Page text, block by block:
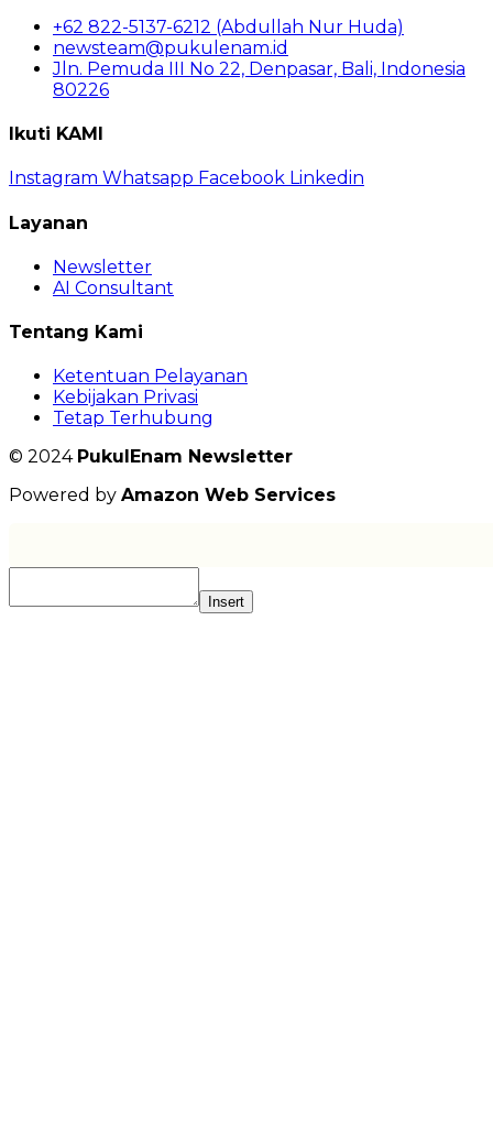
+62 822-5137-6212 (Abdullah Nur Huda)
newsteam@pukulenam.id
Jln. Pemuda III No 22, Denpasar, Bali, Indonesia
80226
Ikuti KAMI
Instagram Whatsapp Facebook Linkedin
Layanan
Newsletter
AI Consultant
Tentang Kami
Ketentuan Pelayanan
Kebijakan Privasi
Tetap Terhubung
© 2024 PukulEnam Newsletter
Powered by Amazon Web Services
Insert